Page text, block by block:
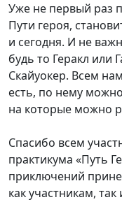
Уже не первый раз
Пути героя,
и сегодня. И не
будь то Геракл или
Скайуокер. Всем
есть, по нему
на которые можно
Спасибо всем
практикума «Путь
приключений
как участникам,